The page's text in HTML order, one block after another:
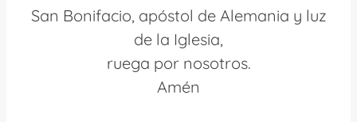
San Bonifacio, apóstol de Alemania y luz
de la Iglesia,
ruega por nosotros.
Amén